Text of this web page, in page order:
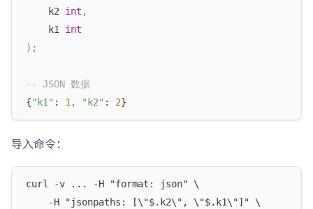
    k2
int ,
    k1
int
) ;
-- JSON 数据
{"k1" : 1, "k2" : 2}
导入命令：
curl -v ... -H "format: json" \
    -H "jsonpaths: [\"$.k2\", \"$.k1\"]" \